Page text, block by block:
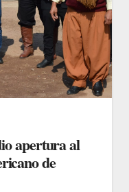
apertura al
de